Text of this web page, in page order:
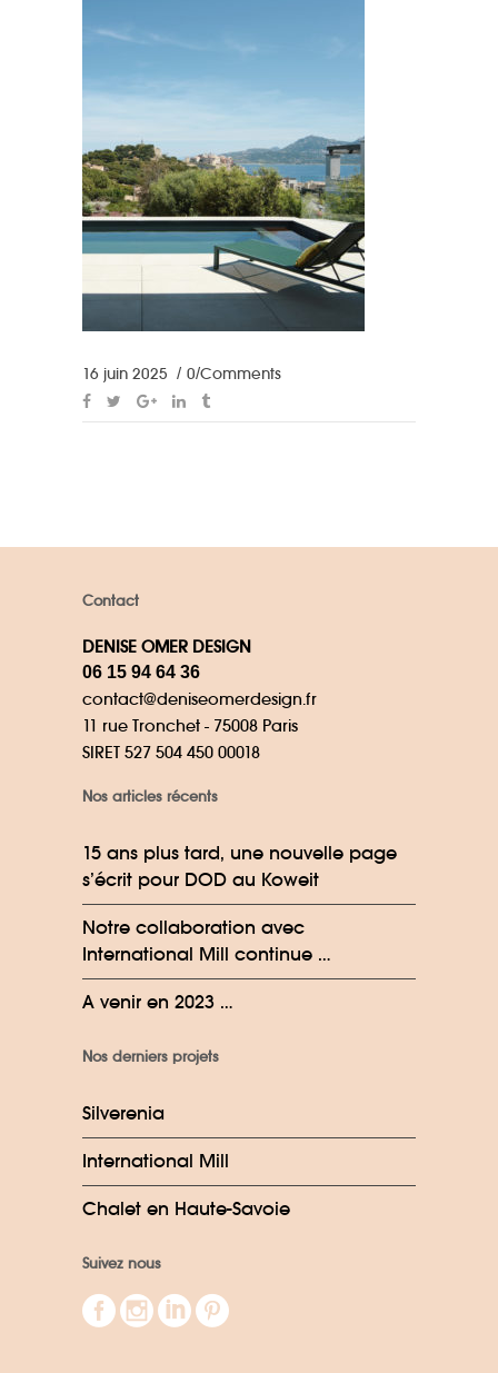
16 juin 2025 0 Comments
Contact
DENISE OMER DESIGN
06 15 94 64 36
contact@deniseomerdesign.fr
11 rue Tronchet - 75008 Paris
SIRET 527 504 450 00018
Nos articles récents
15 ans plus tard, une nouvelle page
s’écrit pour DOD au Koweit
Notre collaboration avec
International Mill continue …
A venir en 2023 …
Nos derniers projets
Silverenia
International Mill
Chalet en Haute-Savoie
Suivez nous